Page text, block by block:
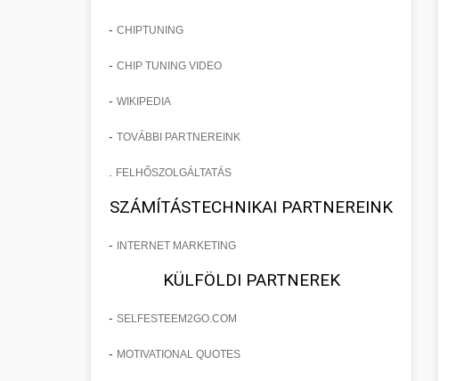
- CHIPTUNING
- CHIP TUNING VIDEO
- WIKIPEDIA
- TOVÁBBI PARTNEREINK
FELHŐSZOLGÁLTATÁS
SZÁMÍTÁSTECHNIKAI PARTNEREINK
- INTERNET MARKETING
KÜLFÖLDI PARTNEREK
- SELFESTEEM2GO.COM
- MOTIVATIONAL QUOTES